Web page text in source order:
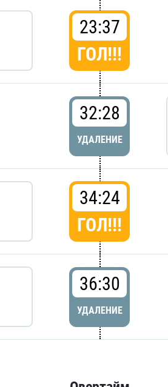
23:37
ГОЛ!!!
32:28
УДАЛЕНИЕ
34:24
ГОЛ!!!
36:30
УДАЛЕНИЕ